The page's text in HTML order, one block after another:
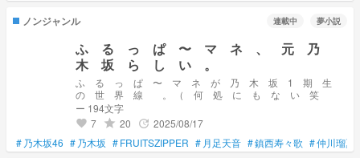
ノンジャンル 連載中 夢小説
ふ る っ ぱ 〜 マ ネ 、 元 乃
木 坂 ら し い 。
ふ る っ ぱ 〜 マ ネ が 乃 木 坂 1 期 生
の 世 界 線 。 （ 何 処 に も な い 笑
ー 194文字
favorite 7 grade 20 update 2025/08/17
# 乃木坂46 # 乃木坂 #FRUITSZIPPER # 月足天音 #鎮西寿々歌 #仲川瑠夏